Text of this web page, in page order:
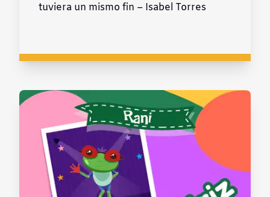
tuviera un mismo fin – Isabel Torres